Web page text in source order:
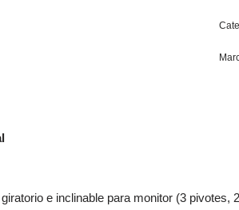
e inclinable para monitor (3